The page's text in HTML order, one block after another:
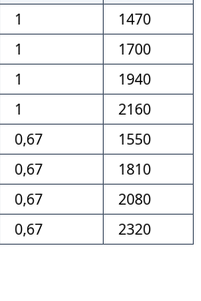
1
1470
1
1700
1
1940
1
2160
0,67
1550
0,67
1810
0,67
2080
0,67 2320